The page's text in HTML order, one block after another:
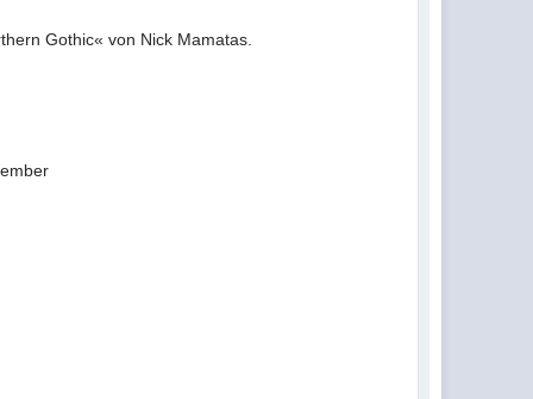
Gothic« von Nick Mamatas.